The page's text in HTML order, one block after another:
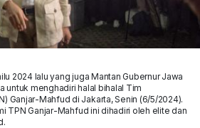
2024 lalu yang juga Mantan Gubernur Jawa
untuk menghadiri halal bihalal Tim
Ganjar-Mahfud di Jakarta, Senin (6/5/2024).
TPN Ganjar-Mahfud ini dihadiri oleh elite dan